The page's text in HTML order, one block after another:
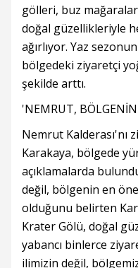
gölleri, buz
doğal güzellikleriyle
ağırlıyor. Yaz
bölgedeki ziyaretçi
şekilde arttı.
'NEMRUT,
Nemrut Kalderası'nı
Karakaya, bölgede
açıklamalarda
değil, bölgenin en
olduğunu belirten
Krater Gölü, doğal
yabancı binlerce
ilimizin değil,